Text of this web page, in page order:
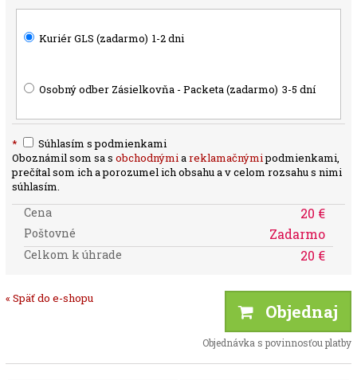
Kuriér GLS (zadarmo) 1-2 dni
Osobný odber Zásielkovňa - Packeta (zadarmo) 3-5 dní
*
Súhlasím s podmienkami
Oboznámil som sa sobchodnými areklamačnýmipodmienkami,
prečítal som ich a porozumel ich obsahu a v celom rozsahu s nimi
súhlasím.
Cena 20 €
Poštovné Zadarmo
Celkom k úhrade 20 €
« Späť do e-shopu
Objednaj
Objednávka s povinnosťou platby